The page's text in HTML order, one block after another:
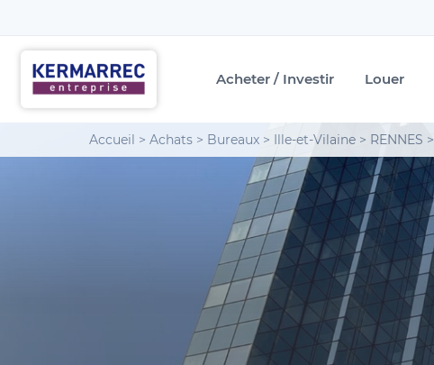
Acheter / Investir Louer
Accueil > Achats > Bureaux > Ille-et-Vilaine > RENNES >